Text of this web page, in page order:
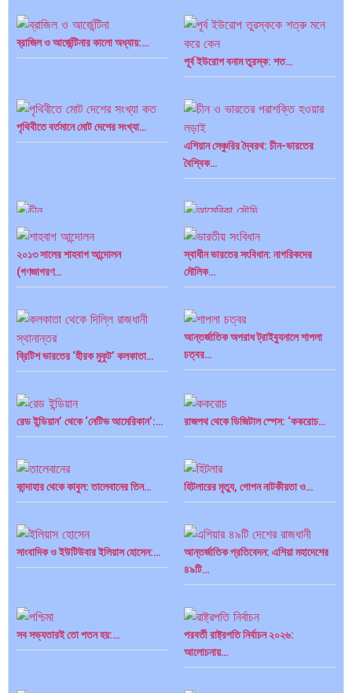
ব্রাজিল ও আর্জেন্টিনার কালো অধ্যায়:…
পূর্ব ইউরোপ বনাম তুরস্ক: শত…
পৃথিবীতে বর্তমানে মোট দেশের সংখ্যা…
এশিয়ান সেঞ্চুরির দ্বৈরথ: চীন-ভারতের
বৈশ্বিক…
পাকিস্তান, চীন ও বাংলাদেশ: তিন… আমেরিকা সারা দুনিয়ায় গণতন্ত্রের গান…
২০১৩ সালের শাহবাগ আন্দোলন
(গণজাগরণ…
স্বাধীন ভারতের সংবিধান: নাগরিকদের
মৌলিক…
ব্রিটিশ ভারতের ‘হীরক মুকুট’ কলকাতা…
আন্তর্জাতিক অপরাধ ট্রাইব্যুনালে শাপলা
চত্বর…
রেড ইন্ডিয়ান’ থেকে ‘নেটিভ আমেরিকান’:… রাজপথ থেকে ডিজিটাল স্পেস: ‘ককরোচ…
কান্দাহার থেকে কাবুল: তালেবানের তিন… হিটলারের মৃত্যু, গোপন নাটকীয়তা ও…
সাংবাদিক ও ইউটিউবার ইলিয়াস হোসেন:…
আন্তর্জাতিক প্রতিবেদন: এশিয়া মহাদেশের
৪৯টি…
সব সভ্যতারই তো পতন হয়:…
পরবর্তী রাষ্ট্রপতি নির্বাচন ২০২৬:
আলোচনায়…